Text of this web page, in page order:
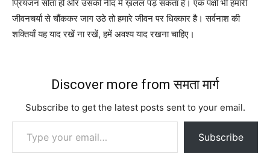
प्रियजन सोता हो और उसकी नींद में ख़लल पड़ सकता है। एक पक्षी भी हमारी
जीवनचर्या से चौंककर जाग उठे तो हमारे जीवन पर धिक्कार है। सर्वनाश की
शक्तियाँ यह याद रखें ना रखें, हमें अवश्य याद रखना चाहिए।
Discover more from समता मार्ग
Subscribe to get the latest posts sent to your email.
Type your email…
Subscribe